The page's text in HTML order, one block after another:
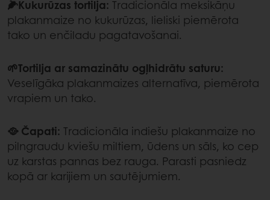
🌽Kukurūzas tortilja: Tradicionāla meksikāņu
plakanmaize no kukurūzas, lieliski piemērota
tako un enčiladu pagatavošanai.
🌱Tortilja ar samazinātu ogļhidrātu saturu:
Veselīgāka plakanmaizes alternatīva, piemērota
vrapiem un tako.
🥘 Čapati: Tradicionāla indiešu plakanmaize no
pilngraudu kviešu miltiem, ūdens un sāls, ko cep
uz karstas pannas bez rauga. Parasti pasniedz
kopā ar karijiem un sautējumiem.